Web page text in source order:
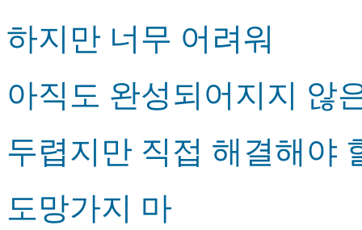
하지만 너무 어려워
아직도 완성되어지지 않
두렵지만 직접 해결해야
도망가지 마